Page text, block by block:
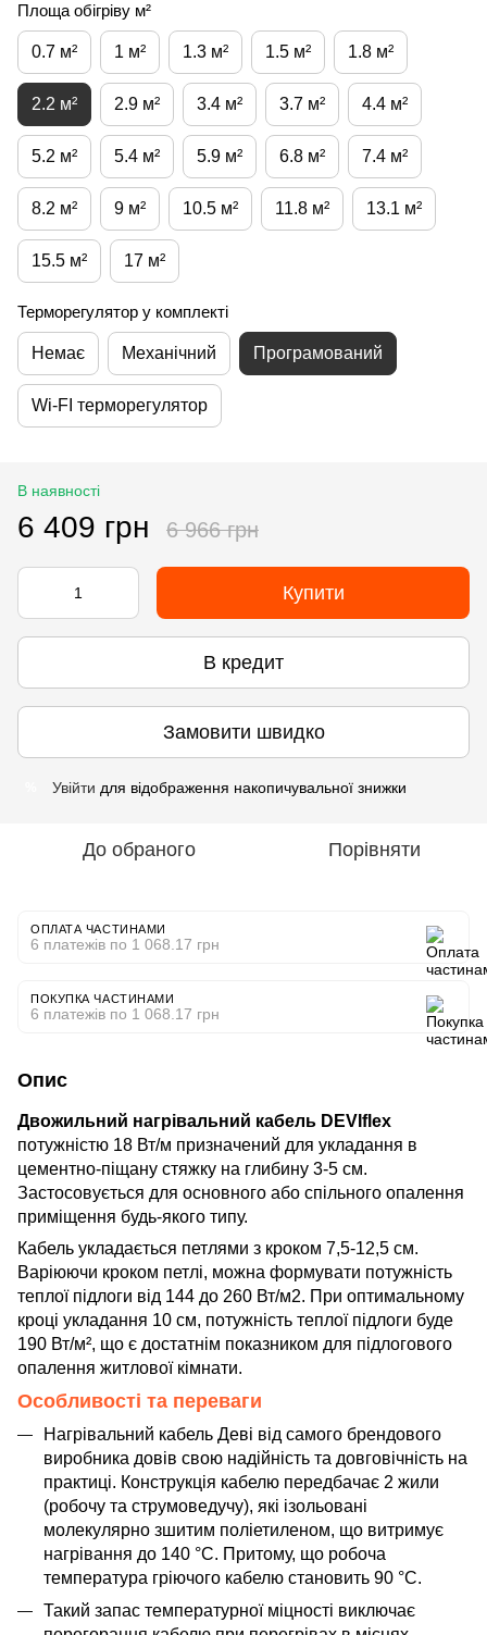
Площа обігріву м²
0.7 м² 1 м² 1.3 м² 1.5 м² 1.8 м²
2.2 м² 2.9 м² 3.4 м² 3.7 м² 4.4 м²
5.2 м² 5.4 м² 5.9 м² 6.8 м² 7.4 м²
8.2 м² 9 м² 10.5 м² 11.8 м² 13.1 м²
15.5 м² 17 м²
Терморегулятор у комплекті
Немає Механічний Програмований
Wi-FI терморегулятор
В наявності
6 409 грн 6 966 грн
Купити
В кредит
Замовити швидко
Увійти для відображення накопичувальної знижки
До обраного Порівняти
ОПЛАТА ЧАСТИНАМИ
6 платежів по 1 068.17 грн
ПОКУПКА ЧАСТИНАМИ
6 платежів по 1 068.17 грн
Опис
Двожильний нагрівальний кабель DEVIflex
потужністю 18 Вт/м призначений для укладання в
цементно-піщану стяжку на глибину 3-5 см.
Застосовується для основного або спільного опалення
приміщення будь-якого типу.
Кабель укладається петлями з кроком 7,5-12,5 см.
Варіюючи кроком петлі, можна формувати потужність
теплої підлоги від 144 до 260 Вт/м2. При оптимальному
кроці укладання 10 см, потужність теплої підлоги буде
190 Вт/м², що є достатнім показником для підлогового
опалення житлової кімнати.
Особливості та переваги
Нагрівальний кабель Деві від самого брендового
виробника довів свою надійність та довговічність на
практиці. Конструкція кабелю передбачає 2 жили
(робочу та струмоведучу), які ізольовані
молекулярно зшитим поліетиленом, що витримує
нагрівання до 140 °C. Притому, що робоча
температура гріючого кабелю становить 90 °C.
Такий запас температурної міцності виключає